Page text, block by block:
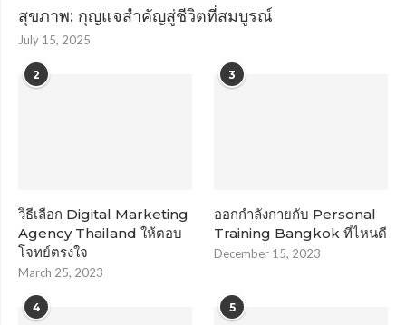
สุขภาพ: กุญแจสำคัญสู่ชีวิตที่สมบูรณ์
July 15, 2025
2
วิธีเลือก Digital Marketing
Agency Thailand ให้ตอบ
โจทย์ตรงใจ
March 25, 2023
3
ออกกำลังกายกับ Personal
Training Bangkok ที่ไหนดี
December 15, 2023
4 5